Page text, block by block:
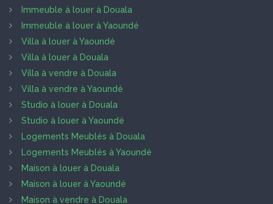
Immeuble à louer à Douala
Immeuble à louer à Yaoundé
Villa à louer à Yaoundé
Villa à louer à Douala
Villa à vendre à Douala
Villa à vendre à Yaoundé
Studio à louer à Douala
Studio à louer à Yaoundé
Logements Meublés à Douala
Logements Meublés à Yaoundé
Maison à louer à Douala
Maison à louer à Yaoundé
Maison à vendre à Douala